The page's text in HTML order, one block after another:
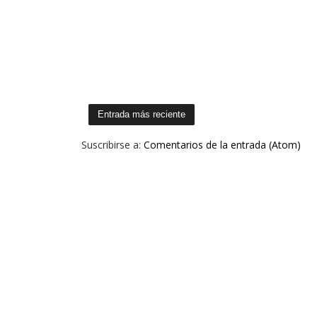
Entrada más reciente
Suscribirse a: Comentarios de la entrada (Atom)